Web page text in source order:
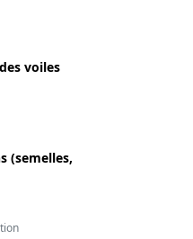
voiles
(semelles,